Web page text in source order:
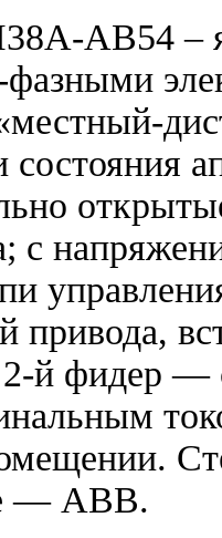
AB54 –
состояния
с
й фидер —
— ABB.